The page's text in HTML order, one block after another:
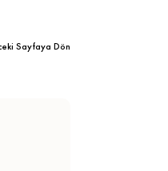
Sayfaya Dön